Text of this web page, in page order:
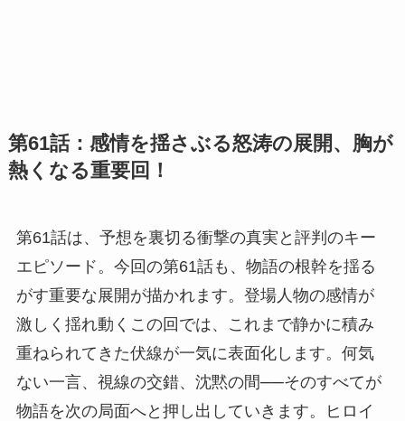
第61話：感情を揺さぶる怒涛の展開、胸が
熱くなる重要回！
第61話は、予想を裏切る衝撃の真実と評判のキー
エピソード。今回の第61話も、物語の根幹を揺る
がす重要な展開が描かれます。登場人物の感情が
激しく揺れ動くこの回では、これまで静かに積み
重ねられてきた伏線が一気に表面化します。何気
ない一言、視線の交錯、沈黙の間──そのすべてが
物語を次の局面へと押し出していきます。ヒロイ